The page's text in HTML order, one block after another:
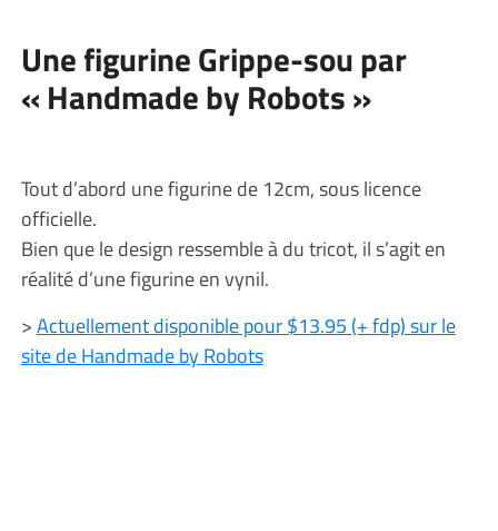
Une figurine Grippe-sou par
« Handmade by Robots »
Tout d’abord une figurine de 12cm, sous licence
officielle.
Bien que le design ressemble à du tricot, il s’agit en
réalité d’une figurine en vynil.
>Actuellement disponible pour $13.95 (+ fdp) sur le
site de Handmade by Robots